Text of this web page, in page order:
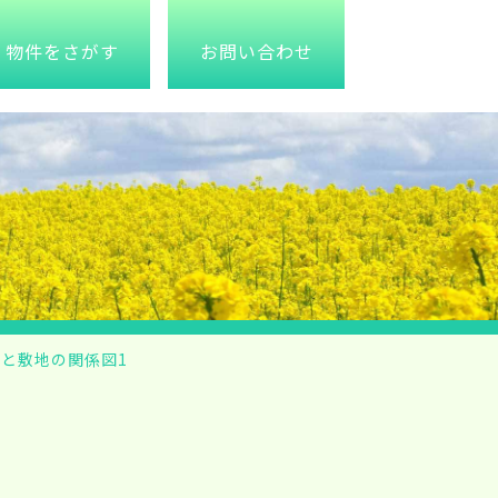
物件をさがす お問い合わせ
敷地の関係図1